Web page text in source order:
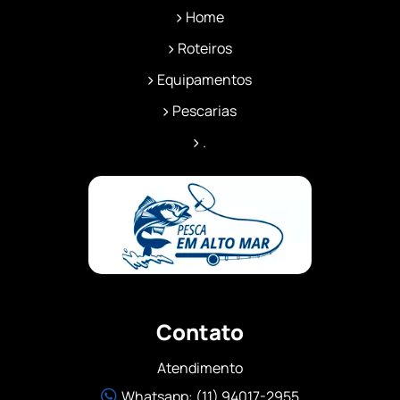
Home
Roteiros
Equipamentos
Pescarias
.
Contato
Atendimento